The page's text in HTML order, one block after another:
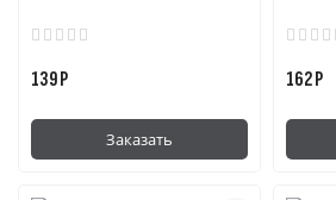
139 Р
Заказать
162 Р